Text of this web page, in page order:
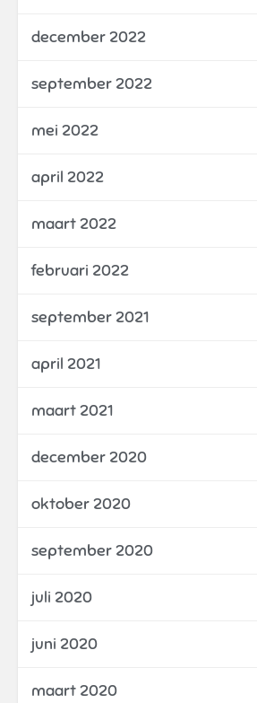
december 2022
september 2022
mei 2022
april 2022
maart 2022
februari 2022
september 2021
april 2021
maart 2021
december 2020
oktober 2020
september 2020
juli 2020
juni 2020
maart 2020